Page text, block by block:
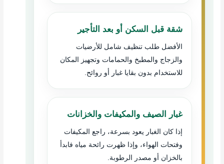
شقة قبل السكن أو بعد التأجير
الأفضل طلب تنظيف شامل للأرضيات
والزجاج والمطبخ والحمامات وتجهيز المكان
للاستخدام بدون بقايا غبار أو روائح.
غبار الصيف والمكيفات والخزانات
إذا كان الغبار يعود بسرعة، راجع المكيفات
وفتحات الهواء، وإذا ظهرت رائحة مياه فابدأ
بالخزان أو مصدر الرطوبة.